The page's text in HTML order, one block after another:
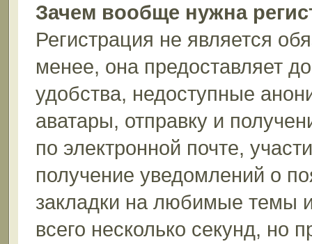
Зачем вообще нужна
Регистрация не является
менее, она предоставляет
удобства, недоступные
аватары, отправку и
по электронной почте,
получение уведомлений о
закладки на любимые темы
всего несколько секунд, но